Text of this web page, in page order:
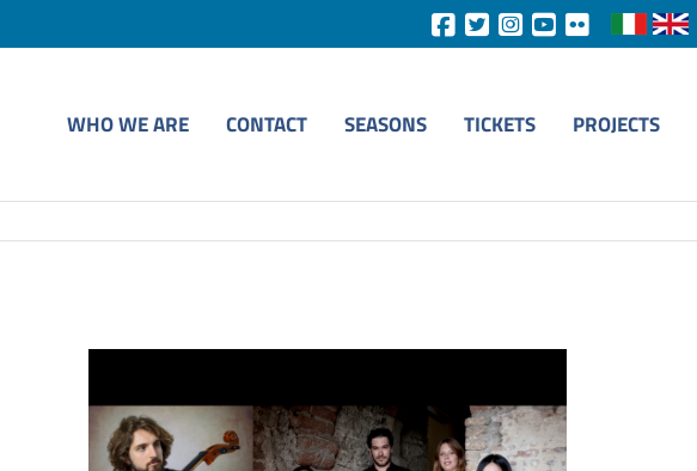
WHO WE ARE CONTACT SEASONS TICKETS PROJECTS